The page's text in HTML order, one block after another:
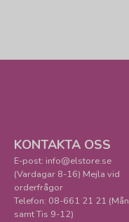
KONTAKTA OSS
E-post: info@elstore.se
(Vardagar 8-16) Mejla vid
orderfrågor
Telefon: 08-661 21 21 (Mån
samt Tis 9-12)